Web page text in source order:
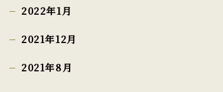
2022年1月
2021年12月
2021年8月